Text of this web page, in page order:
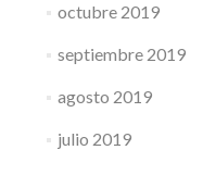
octubre 2019
septiembre 2019
agosto 2019
julio 2019